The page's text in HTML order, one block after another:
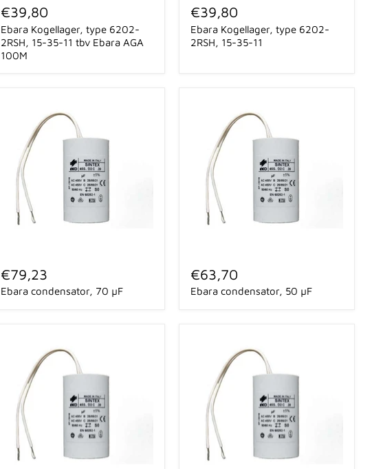
Kogellager,
type
6202-
2RSH,
15-
€39,80
Ebara Kogellager, type 6202-
2RSH, 15-35-11 tbv Ebara AGA
100M
Kogellager,
type
6202-
2RSH,
€39,80
Ebara Kogellager, type 6202-
2RSH, 15-35-11
condensator,
70
µF
€79,23
Ebara condensator, 70 µF
condensator,
50
µF
€63,70
Ebara condensator, 50 µF